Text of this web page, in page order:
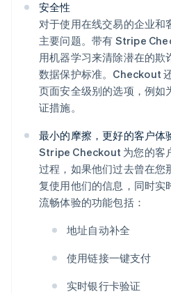
安全性
对于使用在线交易的企业和
主要问题。带有 Stripe
用机器学习来清除潜在的欺
数据保护标准。Checkout
页面安全级别的选项，例如
证措施。
最小的摩擦，更好的客户体
Stripe Checkout 为您的客
过程，如果他们过去曾在您
复使用他们的信息，同时实
流畅体验的功能包括：
地址自动补全
使用链接一键支付
实时银行卡验证